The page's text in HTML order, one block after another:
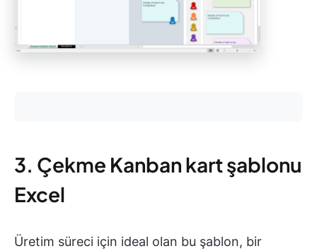
3. Çekme Kanban kart şablonu
Excel
Üretim süreci için ideal olan bu şablon, bir